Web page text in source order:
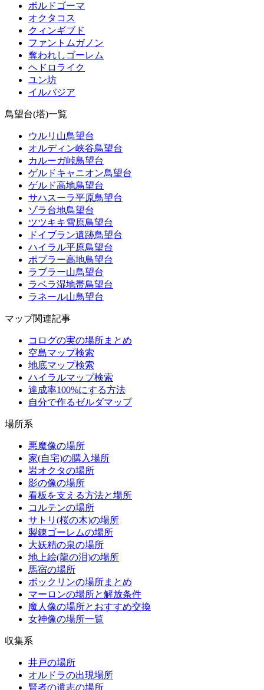
ボルドゴーマ
オクタコス
クィンギブド
ファントムガノン
奪われしゴーレム
ヘドロライク
ユン坊
イルバジア
鳥望台(塔)一覧
ウルリ山鳥望台
オルディン峡谷鳥望台
カルーガ峠鳥望台
ゲルドキャニオン鳥望台
ゲルド高地鳥望台
サハスーラ平原鳥望台
ゾラ台地鳥望台
ツツキキ雪原鳥望台
ドイブラン遺跡鳥望台
ハイラル平原鳥望台
ポプラー高地鳥望台
ラブラー山鳥望台
ラベラ湿地帯鳥望台
ラネール山鳥望台
マップ関連記事
コログの実の場所まとめ
空島マップ検索
地底マップ検索
ハイラルマップ検索
達成率100%にする方法
自分で作るゼルダマップ
場所系
悪魔像の場所
家(自宅)の購入場所
岩オクタの場所
影の像の場所
看板を支える方法と場所
コルテンの場所
サトリ(桜の木)の場所
製錬ゴーレムの場所
大妖精の泉の場所
地上絵(龍の泪)の場所
馬宿の場所
ボックリンの場所まとめ
マーロンの場所と解放条件
魔人像の場所とおすすめ交換
女神像の場所一覧
収集系
井戸の場所
オルドラの出現場所
賢者の遺志の場所